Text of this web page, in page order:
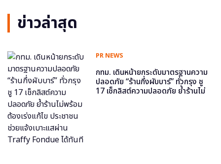
ข่าวล่าสุด
PR NEWS
กทม. เดินหน้ายกระดับมาตรฐานความ
ปลอดภัย “ร้านกึ่งผับบาร์” ทั่วกรุง ชู
17 เช็กลิสต์ความปลอดภัย ย้ำร้านไม่